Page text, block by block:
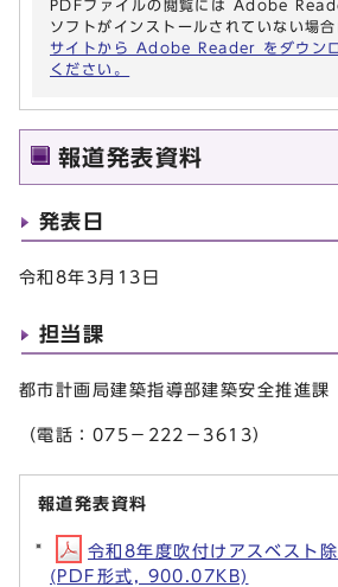
PDFファイルの閲覧には Adobe
ソフトがインストールされていない場合
サイトから Adobe Reader をダウン
ください。
報道発表資料
発表日
令和8年3月13日
担当課
都市計画局建築指導部建築安全推進課
（電話：075－222－3613）
報道発表資料
令和8年度吹付けアスベスト
(PDF形式, 900.07KB)